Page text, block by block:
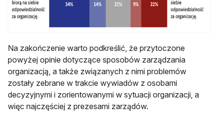
Na zakończenie warto podkreślić, że przytoczone
powyżej opinie dotyczące sposobów zarządzania
organizacją, a także związanych z nimi problemów
zostały zebrane w trakcie wywiadów z osobami
decyzyjnymi i zorientowanymi w sytuacji organizacji, a
więc najczęściej z prezesami zarządów.